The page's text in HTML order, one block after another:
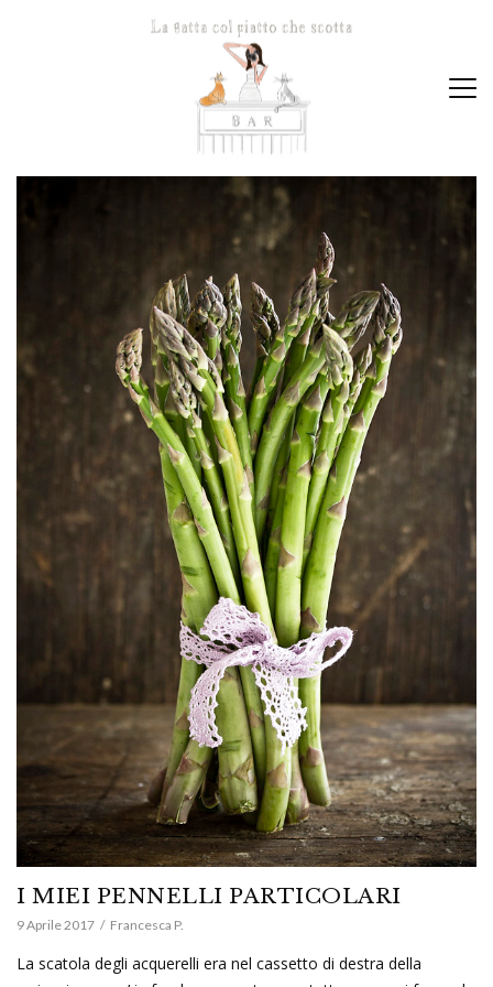
I MIEI PENNELLI PARTICOLARI
9 Aprile 2017 Francesca P.
La scatola degli acquerelli era nel cassetto di destra della